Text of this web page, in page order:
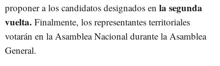
proponer a los candidatos designados en la segunda
vuelta. Finalmente, los representantes territoriales
votarán en la Asamblea Nacional durante la Asamblea
General.